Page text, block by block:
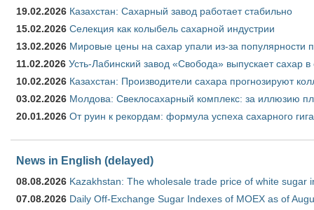
19.02.2026 Казахстан: Сахарный завод работает стабильно
15.02.2026 Селекция как колыбель сахарной индустрии
13.02.2026 Мировые цены на сахар упали из-за популярности
11.02.2026 Усть-Лабинский завод «Свобода» выпускает сахар в
10.02.2026 Казахстан: Производители сахара прогнозируют
03.02.2026 Молдова: Свеклосахарный комплекс: за иллюзию
20.01.2026 От руин к рекордам: формула успеха сахарного
News in English (delayed)
08.08.2026 Kazakhstan: The wholesale trade price of white sugar
07.08.2026 Daily Off-Exchange Sugar Indexes of MOEX as of